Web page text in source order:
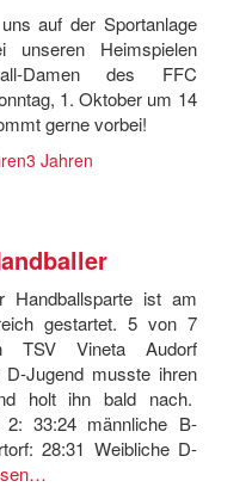
auf der Sportanlage
Heimspielen
Damen des FFC
1. Oktober um 14
gerne vorbei!
3 Jahren
Handballsparte ist am
gestartet. 5 von 7
TSV Vineta Audorf
Jugend musste ihren
holt ihn bald nach.
33:24 männliche B-
28:31 Weibliche D-